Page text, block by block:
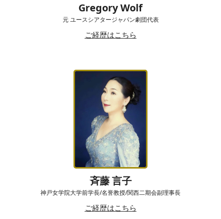
Gregory Wolf
元 ユースシアタージャパン劇団代表
ご経歴はこちら
斉藤 言子
神戸女学院大学前学長/名誉教授/関西二期会副理事長
ご経歴はこちら